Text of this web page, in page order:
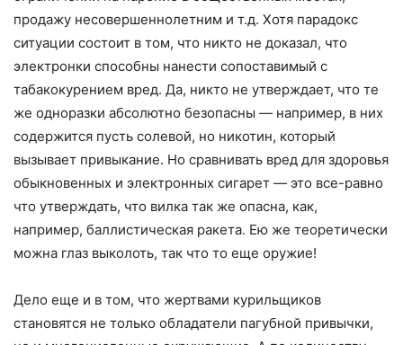
продажу несовершеннолетним и т.д. Хотя парадокс
ситуации состоит в том, что никто не доказал, что
электронки способны нанести сопоставимый с
табакокурением вред. Да, никто не утверждает, что те
же одноразки абсолютно безопасны — например, в них
содержится пусть солевой, но никотин, который
вызывает привыкание. Но сравнивать вред для здоровья
обыкновенных и электронных сигарет — это все-равно
что утверждать, что вилка так же опасна, как,
например, баллистическая ракета. Ею же теоретически
можна глаз выколоть, так что то еще оружие!
Дело еще и в том, что жертвами курильщиков
становятся не только обладатели пагубной привычки,